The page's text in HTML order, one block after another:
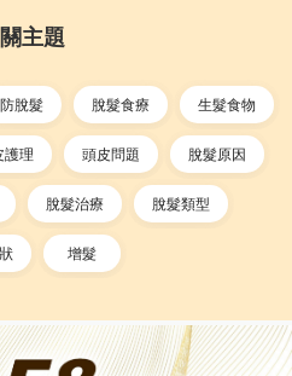
主題
防脫髮 脫髮食療 生髮食物
護理 頭皮問題 脫髮原因
脫髮治療 脫髮類型
增髮